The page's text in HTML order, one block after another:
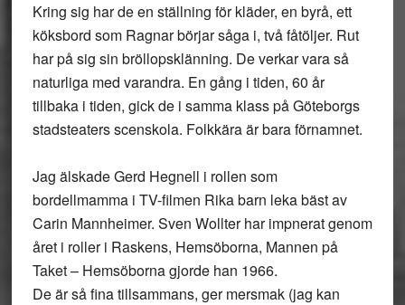
Kring sig har de en ställning för kläder, en byrå, ett
köksbord som Ragnar börjar såga i, två fåtöljer. Rut
har på sig sin bröllopsklänning. De verkar vara så
naturliga med varandra. En gång i tiden, 60 år
tillbaka i tiden, gick de i samma klass på Göteborgs
stadsteaters scenskola. Folkkära är bara förnamnet.
Jag älskade Gerd Hegnell i rollen som
bordellmamma i TV-filmen Rika barn leka bäst av
Carin Mannheimer. Sven Wollter har impnerat genom
året i roller i Raskens, Hemsöborna, Mannen på
Taket – Hemsöborna gjorde han 1966.
De är så fina tillsammans, ger mersmak (jag kan